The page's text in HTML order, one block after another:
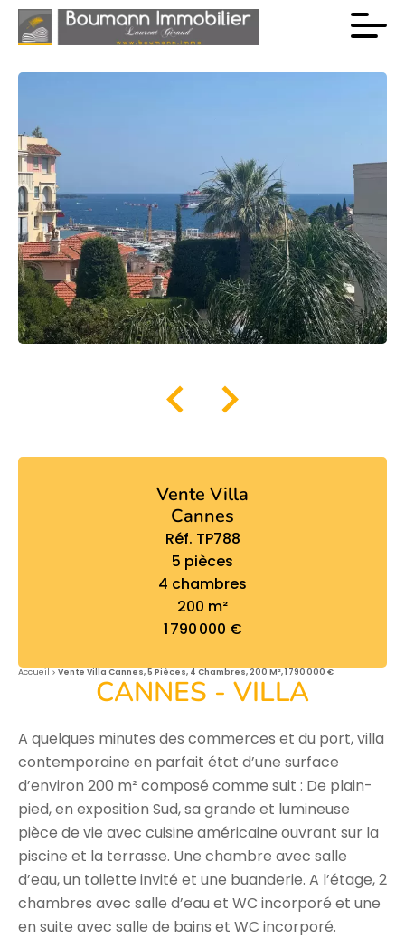
Vente Villa
Cannes
Réf. TP788
5 pièces
4 chambres
200 m²
1 790 000 €
Accueil Vente Villa Cannes, 5 Pièces, 4 Chambres, 200 M², 1 790 000 €
CANNES - VILLA
A quelques minutes des commerces et du port, villa
contemporaine en parfait état d’une surface
d’environ 200 m² composé comme suit : De plain-
pied, en exposition Sud, sa grande et lumineuse
pièce de vie avec cuisine américaine ouvrant sur la
piscine et la terrasse. Une chambre avec salle
d’eau, un toilette invité et une buanderie. A l’étage, 2
chambres avec salle d’eau et WC incorporé et une
en suite avec salle de bains et WC incorporé.